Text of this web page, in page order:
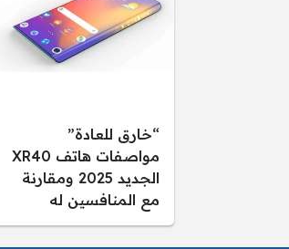
“خارق للعادة”
مواصفات هاتف XR40
الجديد 2025 ومقارنة
مع المنافسين له